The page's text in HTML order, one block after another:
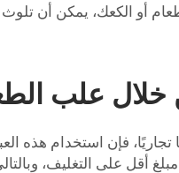
أو الكعك، يمكن أن
علب
فإن استخدام هذه
أقل على التغليف،